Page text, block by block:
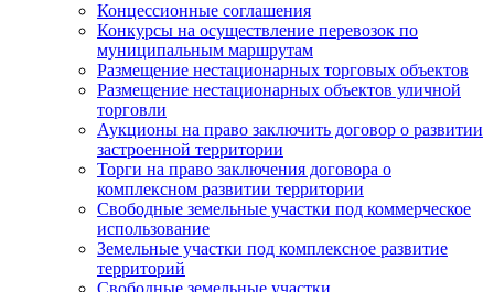
Концессионные соглашения
Конкурсы на осуществление перевозок по
муниципальным маршрутам
Размещение нестационарных торговых объектов
Размещение нестационарных объектов уличной
торговли
Аукционы на право заключить договор о развитии
застроенной территории
Торги на право заключения договора о
комплексном развитии территории
Свободные земельные участки под коммерческое
использование
Земельные участки под комплексное развитие
территорий
Свободные земельные участки